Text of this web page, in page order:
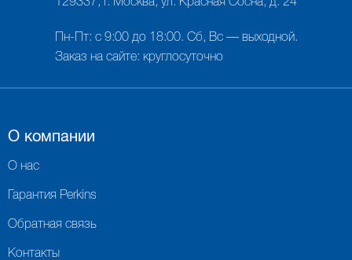
129337, г. Москва, ул. Красная Сосна, д. 24
Пн-Пт: с 9:00 до 18:00. Сб, Вс — выходной.
Заказ на сайте: круглосуточно
О компании
О нас
Гарантия Perkins
Обратная связь
Контакты